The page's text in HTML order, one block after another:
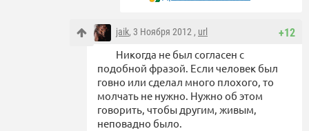
+12
jaik, 3 Ноября 2012 , url
Никогда не был согласен с
подобной фразой. Если человек был
говно или сделал много плохого, то
молчать не нужно. Нужно об этом
говорить, чтобы другим, живым,
неповадно было.